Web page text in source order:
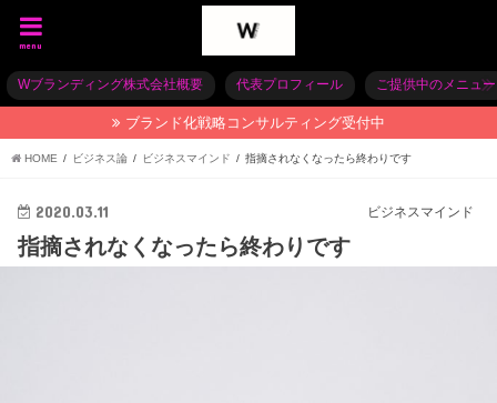
menu
Wブランディング株式会社概要 代表プロフィール ご提供中のメニュー
ブランド化戦略コンサルティング受付中
HOME ビジネス論 ビジネスマインド 指摘されなくなったら終わりです
ビジネスマインド
2020.03.11
指摘されなくなったら終わりです